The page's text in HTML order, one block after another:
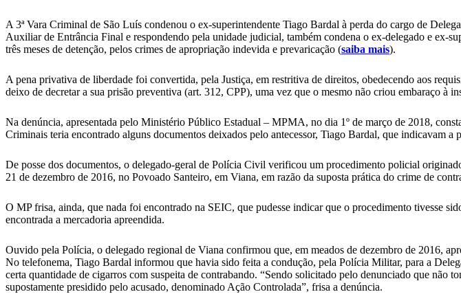
A 3ª Vara Criminal de São Luís condenou o ex-superintendente Tiago Bardal à perda do cargo de
Auxiliar de Entrância Final e respondendo pela unidade judicial, também condena o ex-delegado e ex-
três meses de detenção, pelos crimes de apropriação indevida e prevaricação (saiba mais).
A pena privativa de liberdade foi convertida, pela Justiça, em restritiva de direitos, obedecendo aos
deixo de decretar a sua prisão preventiva (art. 312, CPP), uma vez que o mesmo não criou embaraço à
Na denúncia, apresentada pelo Ministério Público Estadual – MPMA, no dia 1º de março de 2018,
Criminais teria encontrado alguns documentos deixados pelo antecessor, Tiago Bardal, que indicavam
De posse dos documentos, o delegado-geral de Polícia Civil verificou um procedimento policial
21 de dezembro de 2016, no Povoado Santeiro, em Viana, em razão da suposta prática do crime de
O MP frisa, ainda, que nada foi encontrado na SEIC, que pudesse indicar que o procedimento tivesse
encontrada a mercadoria apreendida.
Ouvido pela Polícia, o delegado regional de Viana confirmou que, em meados de dezembro de 2016,
No telefonema, Tiago Bardal informou que havia sido feita a condução, pela Polícia Militar, para a
certa quantidade de cigarros com suspeita de contrabando. “Sendo solicitado pelo denunciado que
supostamente presidido pelo acusado, denominado Ação Controlada”, frisa a denúncia.